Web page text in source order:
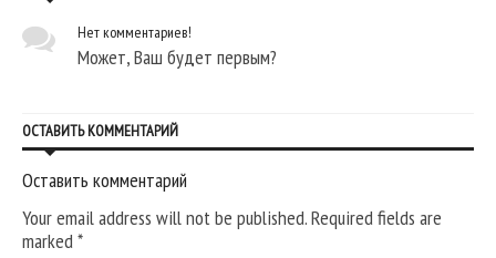
Нет комментариев!
Может, Ваш будет первым?
ОСТАВИТЬ КОММЕНТАРИЙ
Оставить комментарий
Your email address will not be published. Required fields are
marked*